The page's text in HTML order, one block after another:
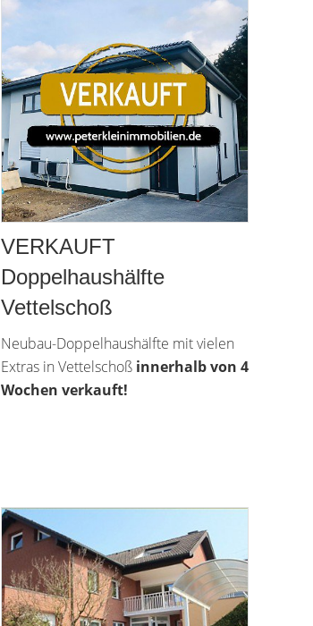
VERKAUFT
Doppelhaushälfte
Vettelschoß
Neubau-Doppelhaushälfte mit vielen
Extras in Vettelschoß innerhalb von 4
Wochen verkauft!